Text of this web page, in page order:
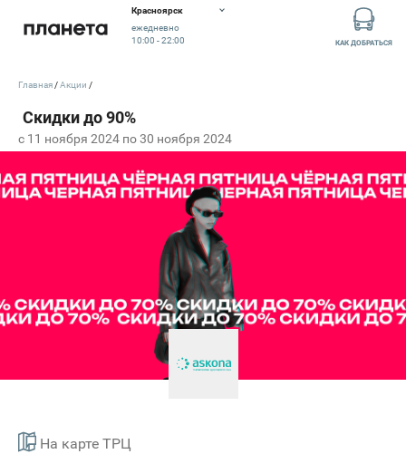
Красноярск
ежедневно
10:00 - 22:00
КАК ДОБРАТЬСЯ
c 11 ноября 2024 по 30 ноября 2024
На карте ТРЦ
Главная Акции